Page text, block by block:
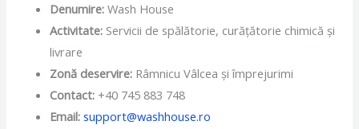
Denumire:Wash House
Activitate:Servicii de spălătorie, curățătorie chimică și
livrare
Zonă deservire:Râmnicu Vâlcea și împrejurimi
Contact:+40 745 883 748
Email: support@washhouse.ro